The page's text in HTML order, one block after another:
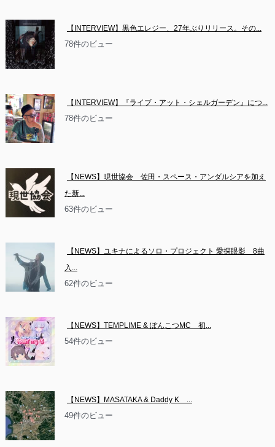
【INTERVIEW】黒色エレジー、27年ぶりリリース。その...
78件のビュー
【INTERVIEW】『ライブ・アット・シェルガーデン』につ...
78件のビュー
【NEWS】現世協会　佐田・スペース・アンダルシアを加え
た新...
63件のビュー
【NEWS】ユキナによるソロ・プロジェクト 愛探眼影　8曲
入...
62件のビュー
【NEWS】TEMPLIME & ぽんこつMC　初...
54件のビュー
【NEWS】MASATAKA & Daddy K　...
49件のビュー